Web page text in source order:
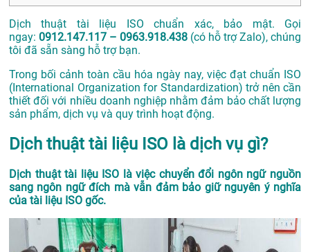
Dịch thuật tài liệu ISO chuẩn xác, bảo mật. Gọi
ngay: 0912.147.117 – 0963.918.438 (có hỗ trợ Zalo), chúng
tôi đã sẵn sàng hỗ trợ bạn.
Trong bối cảnh toàn cầu hóa ngày nay, việc đạt chuẩn ISO
(International Organization for Standardization) trở nên cần
thiết đối với nhiều doanh nghiệp nhằm đảm bảo chất lượng
sản phẩm, dịch vụ và quy trình hoạt động.
Dịch thuật tài liệu ISO là dịch vụ gì?
Dịch thuật tài liệu ISO là việc chuyển đổi ngôn ngữ nguồn
sang ngôn ngữ đích mà vẫn đảm bảo giữ nguyên ý nghĩa
của tài liệu ISO gốc.